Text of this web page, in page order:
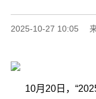
2025-10-27 10:05
10月20日，